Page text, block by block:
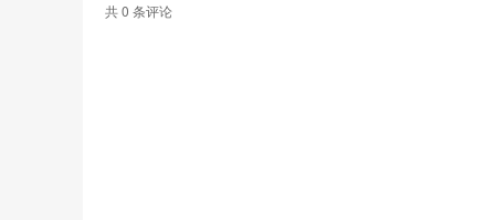
共0 条评论